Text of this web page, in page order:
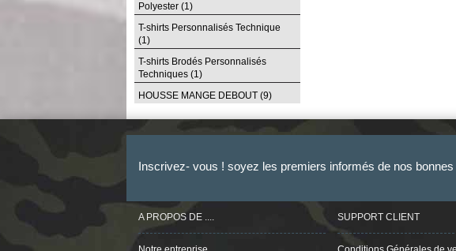
Polyester (1)
T-shirts Personnalisés Technique
(1)
T-shirts Brodés Personnalisés
Techniques (1)
HOUSSE MANGE DEBOUT (9)
Inscrivez- vous ! soyez les premiers informés de nos bonnes
A PROPOS DE .... SUPPORT CLIENT